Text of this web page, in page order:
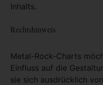
Inhalts.
Rechtshinweis
Metal-Rock-Charts
Einfluss auf die
sie sich ausdrücklich